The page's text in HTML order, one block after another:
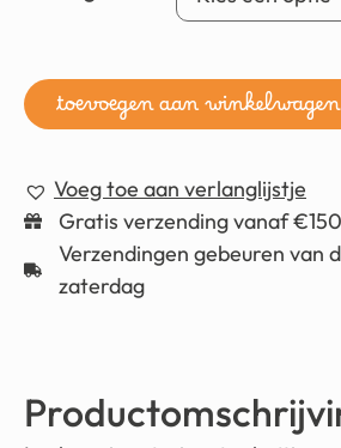
toevoegen aan winkelwagen
Voeg toe aan verlanglijstje
Gratis verzending vanaf €150
Verzendingen gebeuren van
zaterdag